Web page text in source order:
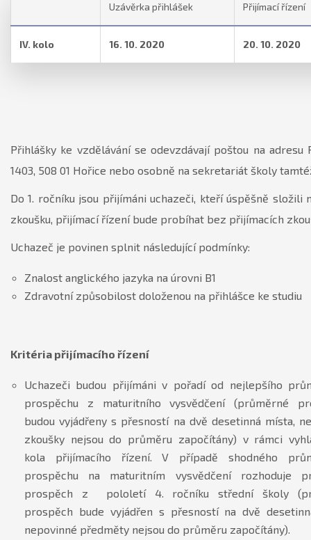
Uzávěrka přihlášek Přijímací řízení
IV. kolo 16. 10. 2020 20. 10. 2020
Přihlášky ke vzdělávání se odevzdávají poštou na adresu
1403, 508 01 Hořice nebo osobně na sekretariát školy
Do 1. ročníku jsou přijímáni uchazeči, kteří úspěšně složili
zkoušku, přijímací řízení bude probíhat bez přijímacích
Uchazeč je povinen splnit následující podmínky:
Znalost anglického jazyka na úrovni B1
Zdravotní způsobilost doloženou na přihlášce ke studiu
Kritéria přijímacího řízení
Uchazeči budou přijímáni v pořadí od nejlepšího
prospěchu z maturitního vysvědčení (průměrné
budou vyjádřeny s přesností na dvě desetinná místa,
zkoušky nejsou do průměru započítány) v rámci
kola přijímacího řízení. V případě shodného
prospěchu na maturitním vysvědčení rozhoduje
prospěch z pololetí 4. ročníku střední školy
prospěch bude vyjádřen s přesností na dvě
nepovinné předměty nejsou do průměru započítány).